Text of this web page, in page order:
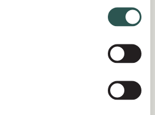
COMMUNIQUÉS DE PRESSE
de TiLT
du